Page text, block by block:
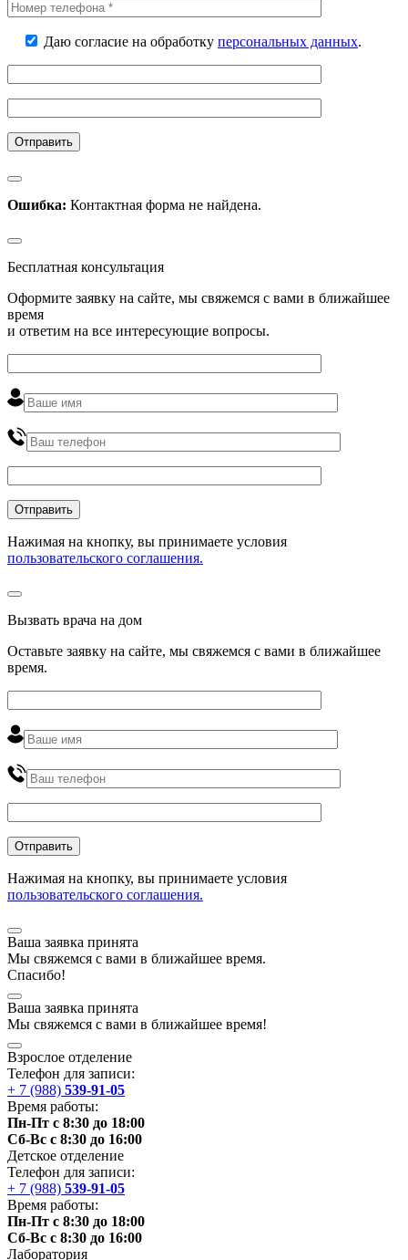
Даю согласие на обработку персональных данных.
Ошибка: Контактная форма не найдена.
Бесплатная консультация
Оформите заявку на сайте, мы свяжемся с вами в ближайшее
время
и ответим на все интересующие вопросы.
Нажимая на кнопку, вы принимаете условия
пользовательского соглашения.
Вызвать врача на дом
Оставьте заявку на сайте, мы свяжемся с вами в ближайшее
время.
Нажимая на кнопку, вы принимаете условия
пользовательского соглашения.
Ваша заявка принята
Мы свяжемся с вами в ближайшее время.
Спасибо!
Ваша заявка принята
Мы свяжемся с вами в ближайшее время!
Взрослое отделение
Телефон для записи:
+ 7 (988) 539-91-05
Время работы:
Пн-Пт с 8:30 до 18:00
Сб-Вс с 8:30 до 16:00
Детское отделение
Телефон для записи:
+ 7 (988) 539-91-05
Время работы:
Пн-Пт с 8:30 до 18:00
Сб-Вс с 8:30 до 16:00
Лаборатория